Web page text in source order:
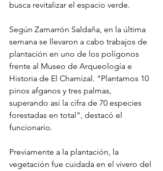
busca revitalizar el espacio verde.
Según Zamarrón Saldaña, en la última
semana se llevaron a cabo trabajos de
plantación en uno de los polígonos
frente al Museo de Arqueología e
Historia de El Chamizal. "Plantamos 10
pinos afganos y tres palmas,
superando así la cifra de 70 especies
forestadas en total", destacó el
funcionario.
Previamente a la plantación, la
vegetación fue cuidada en el vivero del